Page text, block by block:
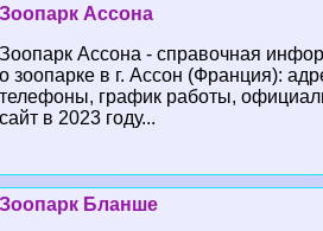
Зоопарк Ассона
Зоопарк Ассона - справочная
о зоопарке в г. Ассон (Франция):
телефоны, график работы,
сайт в 2023 году...
Зоопарк Бланше